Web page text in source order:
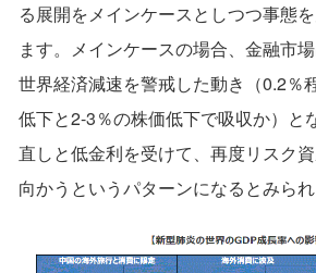
る展開をメインケースとしつつ事態
ます。メインケースの場合、金融市
世界経済減速を警戒した動き（0.2％
低下と2-3％の株価低下で吸収か）と
直しと低金利を受けて、再度リスク
向かうというパターンになるとみられ